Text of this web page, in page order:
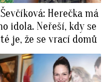
Herečka má
idola. Neřeší, kdy se
je, že se vrací domů